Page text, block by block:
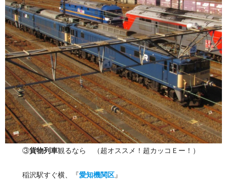
③貨物列車観るなら （超オススメ！超カッコＥー！）
稲沢駅すぐ横、『愛知機関区』